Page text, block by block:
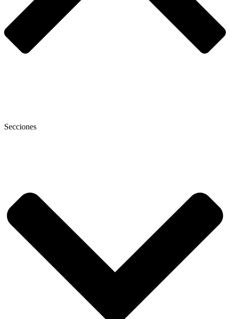
Secciones